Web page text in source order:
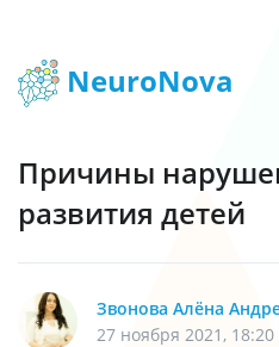
NeuroNova
Причины
развития детей
Звонова Алёна
27 ноября 2021, 18:20